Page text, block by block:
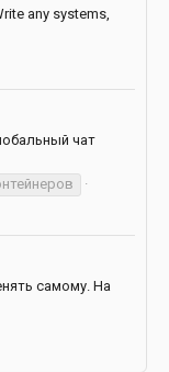
any systems,
чат
самому. На